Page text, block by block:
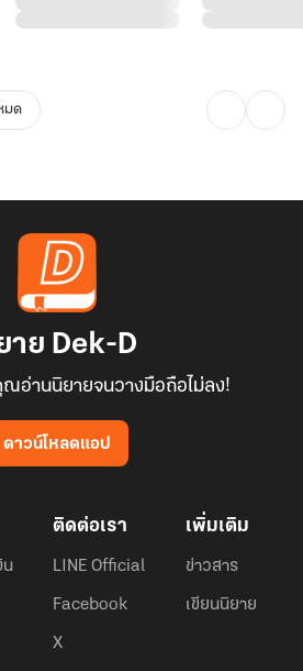
มด
าย Dek-D
ณอ่านนิยายจนวางมือถือไม่ลง!
ดาวน์โหลดแอป
น
ติดต่อเรา
LINE Official
Facebook
X
เพิ่มเติม
ข่าวสาร
เขียนนิยาย